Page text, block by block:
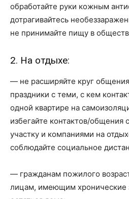
обработайте руки кожным
дотрагивайтесь
не принимайте пищу в
2. На отдыхе:
— не расширяйте круг
праздники с теми, с кем
одной квартире на
избегайте контактов/общения
участку и компаниями на
соблюдайте социальное
— гражданам пожилого
лицам, имеющим хронические